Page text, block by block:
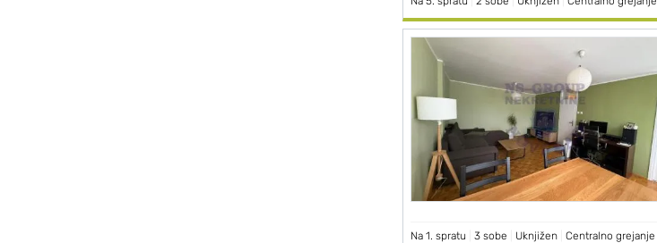
Na 1. spratu 3 sobe Uknjižen Centralno grejanje